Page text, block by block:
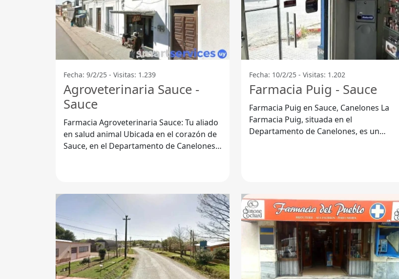
Fecha: 9/2/25 - Visitas: 1.239
Agroveterinaria Sauce -
Sauce
Farmacia Agroveterinaria Sauce: Tu aliado
en salud animal Ubicada en el corazón de
Sauce, en el Departamento de Canelones,
Fecha: 10/2/25 - Visitas: 1.202
Farmacia Puig - Sauce
Farmacia Puig en Sauce, Canelones La
Farmacia Puig, situada en el
Departamento de Canelones, es un